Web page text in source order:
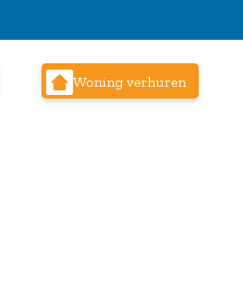
Woning verhuren